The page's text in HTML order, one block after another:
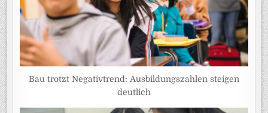
Bau trotzt Negativtrend: Ausbildungszahlen steigen
deutlich